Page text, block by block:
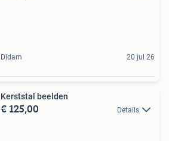
Didam 20 jul 26
Kerststal beelden
€ 125,00 Details